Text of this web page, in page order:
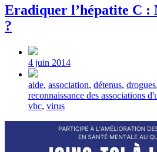
Eradiquer l’hépatite C :
?
Post
date
4 juin 2014
Tagged
with
aide, association, détenus, drogues,
reconnaissance des associations
vhc, virus